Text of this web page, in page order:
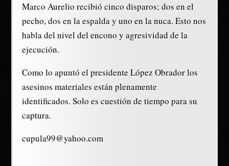
Marco Aurelio recibió cinco disparos; dos en el
pecho, dos en la espalda y uno en la nuca. Esto nos
habla del nivel del encono y agresividad de la
ejecución.
Como lo apuntó el presidente López Obrador los
asesinos materiales están plenamente
identificados. Solo es cuestión de tiempo para su
captura.
cupula99@yahoo.com